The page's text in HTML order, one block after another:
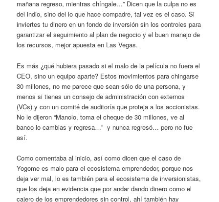
mañana regreso, mientras chíngale…” Dicen que la culpa no es
del indio, sino del lo que hace compadre, tal vez es el caso. Si
inviertes tu dinero en un fondo de inversión sin los controles para
garantizar el seguimiento al plan de negocio y el buen manejo de
los recursos, mejor apuesta en Las Vegas.
Es más ¿qué hubiera pasado si el malo de la película no fuera el
CEO, sino un equipo aparte? Estos movimientos para chingarse
30 millones, no me parece que sean sólo de una persona, y
menos si tienes un consejo de administración con externos
(VCs) y con un comité de auditoría que proteja a los accionistas.
No le dijeron “Manolo, toma el cheque de 30 millones, ve al
banco lo cambias y regresa…” y nunca regresó… pero no fue
así.
Como comentaba al inicio, así como dicen que el caso de
Yogome es malo para el ecosistema emprendedor, porque nos
deja ver mal, lo es también para el ecosistema de inversionistas,
que los deja en evidencia que por andar dando dinero como el
cajero de los emprendedores sin control, ahí también hay